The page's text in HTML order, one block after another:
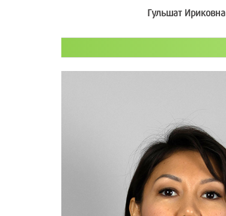
Гульшат Ириковна